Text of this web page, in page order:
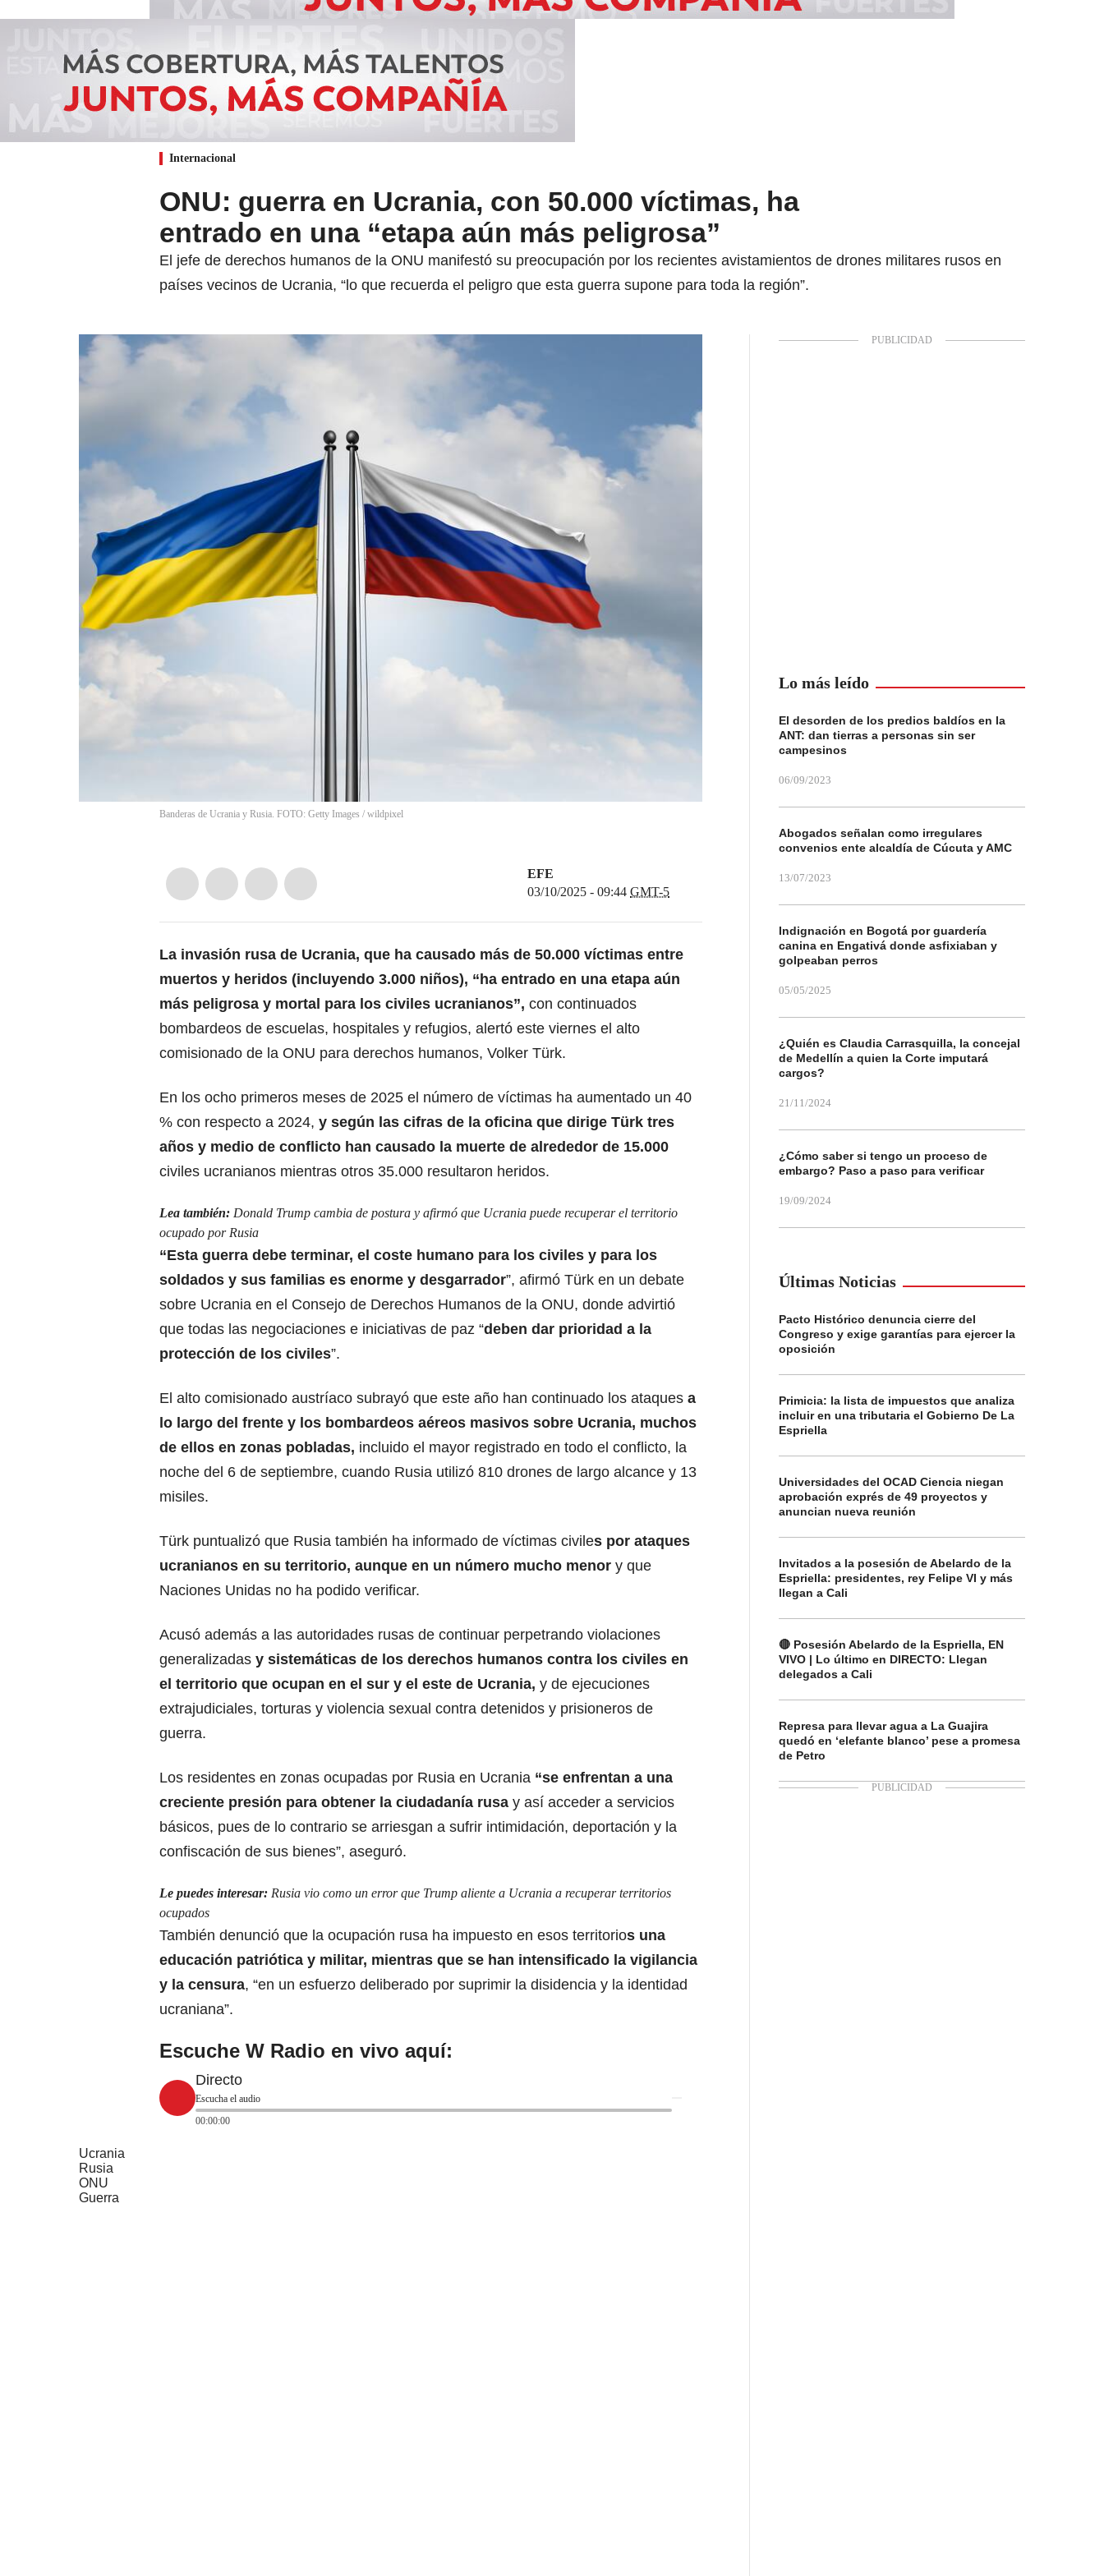
Internacional
ONU: guerra en Ucrania, con 50.000 víctimas, ha
entrado en una “etapa aún más peligrosa”
El jefe de derechos humanos de la ONU manifestó su preocupación por los recientes avistamientos de drones militares rusos en
países vecinos de Ucrania, “lo que recuerda el peligro que esta guerra supone para toda la región”.
Banderas de Ucrania y Rusia. FOTO: Getty Images / wildpixel
EFE
03/10/2025 - 09:44 GMT-5
La invasión rusa de Ucrania, que ha causado más de 50.000 víctimas entre
muertos y heridos (incluyendo 3.000 niños), “ha entrado en una etapa aún
más peligrosa y mortal para los civiles ucranianos”, con continuados
bombardeos de escuelas, hospitales y refugios, alertó este viernes el alto
comisionado de la ONU para derechos humanos, Volker Türk.
En los ocho primeros meses de 2025 el número de víctimas ha aumentado un 40
% con respecto a 2024, y según las cifras de la oficina que dirige Türk tres
años y medio de conflicto han causado la muerte de alrededor de 15.000
civiles ucranianos mientras otros 35.000 resultaron heridos.
Lea también: Donald Trump cambia de postura y afirmó que Ucrania puede recuperar el territorio
ocupado por Rusia
“Esta guerra debe terminar, el coste humano para los civiles y para los
soldados y sus familias es enorme y desgarrador”, afirmó Türk en un debate
sobre Ucrania en el Consejo de Derechos Humanos de la ONU, donde advirtió
que todas las negociaciones e iniciativas de paz “deben dar prioridad a la
protección de los civiles”.
El alto comisionado austríaco subrayó que este año han continuado los ataques a
lo largo del frente y los bombardeos aéreos masivos sobre Ucrania, muchos
de ellos en zonas pobladas, incluido el mayor registrado en todo el conflicto, la
noche del 6 de septiembre, cuando Rusia utilizó 810 drones de largo alcance y 13
misiles.
Türk puntualizó que Rusia también ha informado de víctimas civiles por ataques
ucranianos en su territorio, aunque en un número mucho menor y que
Naciones Unidas no ha podido verificar.
Acusó además a las autoridades rusas de continuar perpetrando violaciones
generalizadas y sistemáticas de los derechos humanos contra los civiles en
el territorio que ocupan en el sur y el este de Ucrania, y de ejecuciones
extrajudiciales, torturas y violencia sexual contra detenidos y prisioneros de
guerra.
Los residentes en zonas ocupadas por Rusia en Ucrania “se enfrentan a una
creciente presión para obtener la ciudadanía rusa y así acceder a servicios
básicos, pues de lo contrario se arriesgan a sufrir intimidación, deportación y la
confiscación de sus bienes”, aseguró.
Le puedes interesar: Rusia vio como un error que Trump aliente a Ucrania a recuperar territorios
ocupados
También denunció que la ocupación rusa ha impuesto en esos territorios una
educación patriótica y militar, mientras que se han intensificado la vigilancia
y la censura, “en un esfuerzo deliberado por suprimir la disidencia y la identidad
ucraniana”.
Escuche W Radio en vivo aquí:
Directo
Escucha el audio
00:00:00
Ucrania
Rusia
ONU
Guerra
Lo más leído
El desorden de los predios baldíos en la
ANT: dan tierras a personas sin ser
campesinos
06/09/2023
Abogados señalan como irregulares
convenios ente alcaldía de Cúcuta y AMC
13/07/2023
Indignación en Bogotá por guardería
canina en Engativá donde asfixiaban y
golpeaban perros
05/05/2025
¿Quién es Claudia Carrasquilla, la concejal
de Medellín a quien la Corte imputará
cargos?
21/11/2024
¿Cómo saber si tengo un proceso de
embargo? Paso a paso para verificar
19/09/2024
Últimas Noticias
Pacto Histórico denuncia cierre del
Congreso y exige garantías para ejercer la
oposición
Primicia: la lista de impuestos que analiza
incluir en una tributaria el Gobierno De La
Espriella
Universidades del OCAD Ciencia niegan
aprobación exprés de 49 proyectos y
anuncian nueva reunión
Invitados a la posesión de Abelardo de la
Espriella: presidentes, rey Felipe VI y más
llegan a Cali
🔴 Posesión Abelardo de la Espriella, EN
VIVO | Lo último en DIRECTO: Llegan
delegados a Cali
Represa para llevar agua a La Guajira
quedó en ‘elefante blanco’ pese a promesa
de Petro